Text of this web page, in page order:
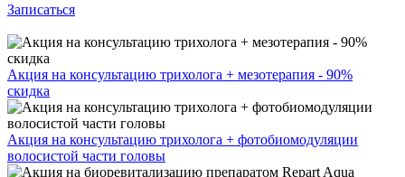
Записаться
Акция на консультацию трихолога + мезотерапия - 90%
скидка
Акция на консультацию трихолога + фотобиомодуляции
волосистой части головы